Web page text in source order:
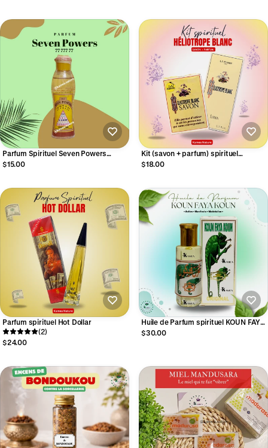
Parfum Spirituel Seven Powers
7777777- 50ml
$15.00
Kit (savon + parfum) spirituel
Héliotrope blanc
$18.00
Parfum spirituel Hot Dollar
(2)
$24.00
Huile de Parfum spirituel KOUN FAYA
KOUN - ORIGINAL
$30.00